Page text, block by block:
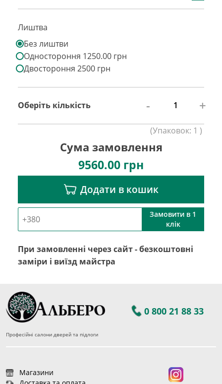
Лиштва
Без лиштви
Одностороння 1250.00 грн
Двостороння 2500 грн
Оберіть кількість - +
(Упаковок: 1 )
Сума замовлення
9560.00 грн
Додати в кошик
Замовити в 1
клік
При замовленні через сайт - безкоштовні
заміри і виїзд майстра
0 800 21 88 33
Професійні салони дверей та підлоги
Магазини